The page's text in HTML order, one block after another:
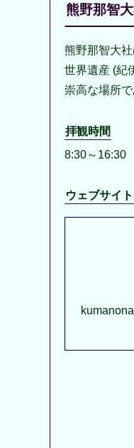
熊野那智
熊野那智大
世界遺産 (紀
崇高な場所
拝観時間
8:30～16:30
ウェブサイト